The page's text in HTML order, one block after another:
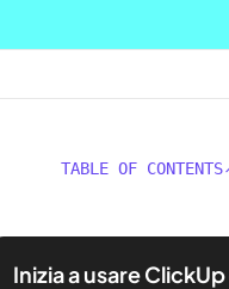
TABLE OF CONTENTS
Inizia a usare